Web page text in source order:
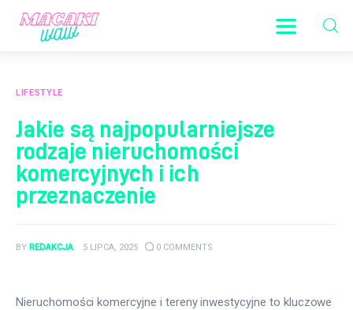
Moje centrum informacji
Lifestyle
Prawo
LIFESTYLE
Jakie są najpopularniejsze
rodzaje nieruchomości
komercyjnych i ich
przeznaczenie
BY REDAKCJA 5 LIPCA, 2025 0 COMMENTS
Nieruchomości komercyjne i tereny inwestycyjne to kluczowe